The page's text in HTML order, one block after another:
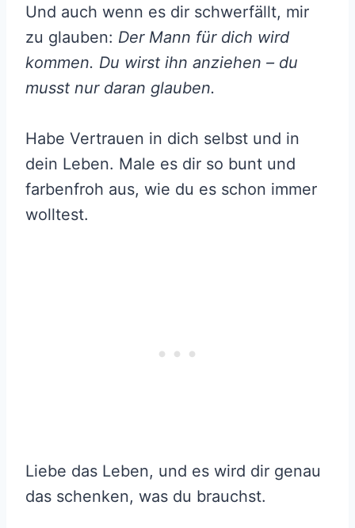
Und auch wenn es dir schwerfällt, mir
zu glauben: Der Mann für dich wird
kommen. Du wirst ihn anziehen – du
musst nur daran glauben.
Habe Vertrauen in dich selbst und in
dein Leben. Male es dir so bunt und
farbenfroh aus, wie du es schon immer
wolltest.
Liebe das Leben, und es wird dir genau
das schenken, was du brauchst.